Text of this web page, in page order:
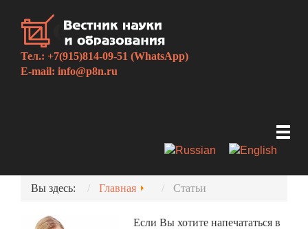
Тел.: +7(915)814-09-51 (WhatsApp)
E-mail: info@p8n.ru
Вы здесь: Главная Статьи
Если Вы хотите напечататься в